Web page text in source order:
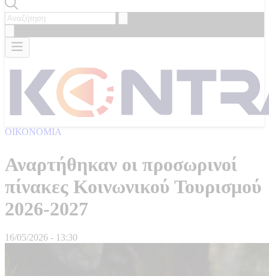
ΟΙΚΟΝΟΜΙΑ
Αναρτήθηκαν οι προσωρινοί
πίνακες Κοινωνικού Τουρισμού
2026‑2027
16/05/2026 - 13:30